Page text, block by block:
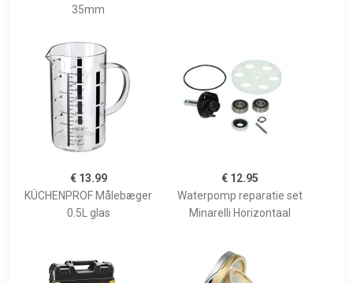
35mm
€ 13.99
KÜCHENPROF Målebæger
0.5L glas
€ 12.95
Waterpomp reparatie set
Minarelli Horizontaal